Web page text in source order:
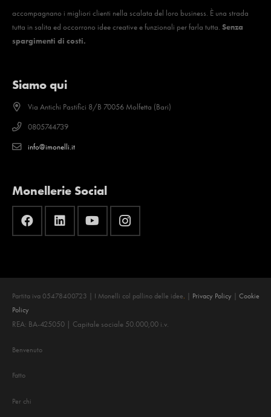
accompagnano i migliori clienti nella scalata del loro business. È una strada
tutta in salita ed occorrono idee creative e funzionali per farla tutta. Senza
spargimenti di costi.
Siamo qui
Via Antichi Pastifici 8/B 70056 Molfetta (Bari)
0805744739
info@imonelli.it
Monellerie Social
Partita iva 05478400723 | I Monelli col pallino delle idee. Privacy Policy
Cookie
Policy
REA: BA-425050 | Capitale sociale 50.000,00 i.v.
Benvenuto
Fatto
Per chi